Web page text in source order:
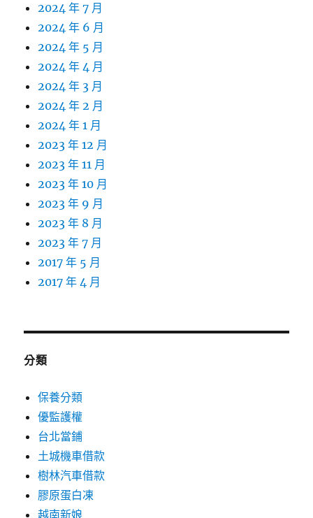
2024 年 7 月
2024 年 6 月
2024 年 5 月
2024 年 4 月
2024 年 3 月
2024 年 2 月
2024 年 1 月
2023 年 12 月
2023 年 11 月
2023 年 10 月
2023 年 9 月
2023 年 8 月
2023 年 7 月
2017 年 5 月
2017 年 4 月
分類
保養分類
優監護權
台北當鋪
土城機車借款
樹林汽車借款
膠原蛋白凍
越南新娘